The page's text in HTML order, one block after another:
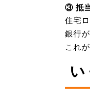
③ 抵
住宅
銀行
これ
い